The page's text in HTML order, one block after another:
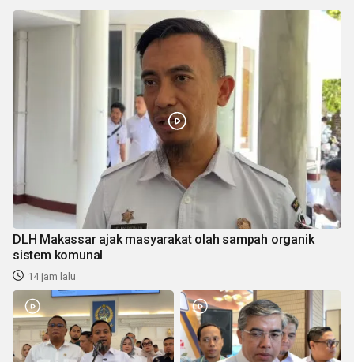
DLH Makassar ajak masyarakat olah sampah organik
sistem komunal
14 jam lalu